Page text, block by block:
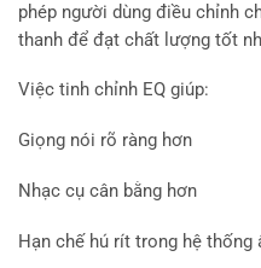
phép người dùng điều chỉnh
thanh để đạt chất lượng tốt
Việc tinh chỉnh EQ giúp:
Giọng nói rõ ràng hơn
Nhạc cụ cân bằng hơn
Hạn chế hú rít trong hệ thống